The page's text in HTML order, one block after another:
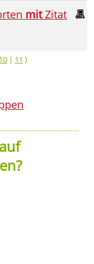
mitZitat
10 | 11 )